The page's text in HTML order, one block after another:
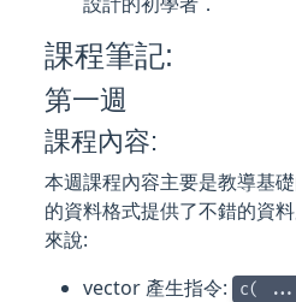
課程筆記:
第一週
課程內容:
本週課程內容主要是教導基
的資料格式提供了不錯的資
來說:
vector 產生指令:
c(